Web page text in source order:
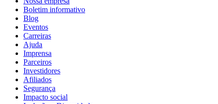
Boletim informativo
Blog
Eventos
Carreiras
Ajuda
Imprensa
Parceiros
Investidores
Afiliados
Segurança
Impacto social